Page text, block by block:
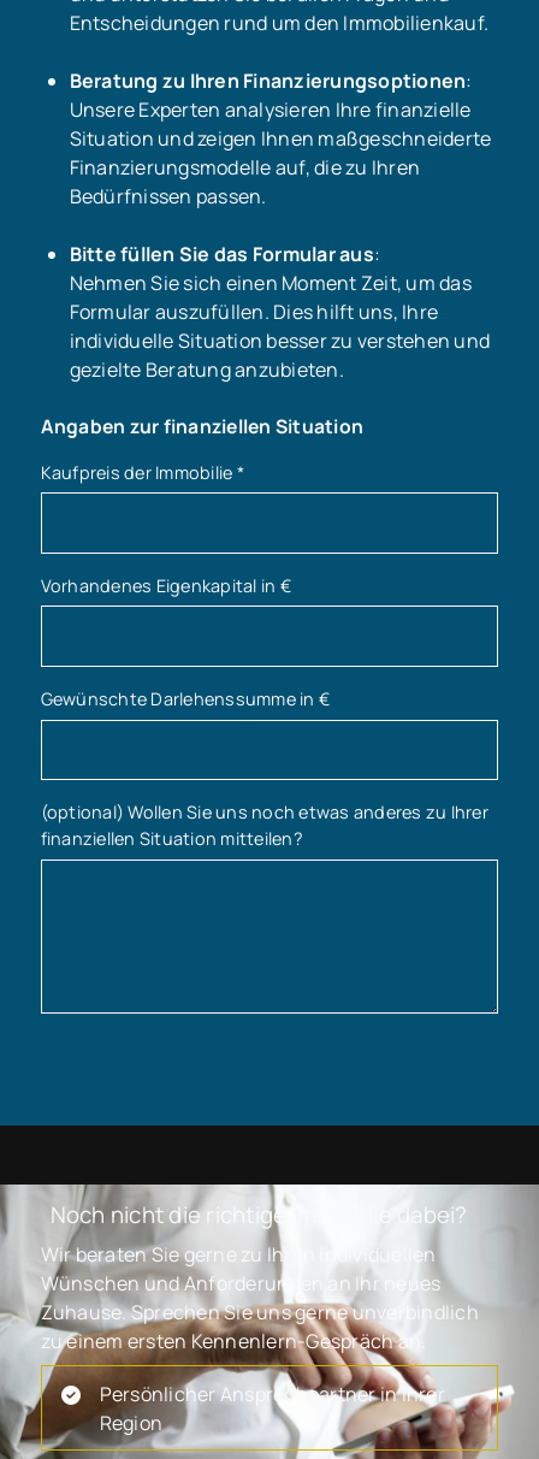
Entscheidungen rund um den Immobilienkauf.
Beratung zu Ihren Finanzierungsoptionen:
Unsere Experten analysieren Ihre finanzielle
Situation und zeigen Ihnen maßgeschneiderte
Finanzierungsmodelle auf, die zu Ihren
Bedürfnissen passen.
Bitte füllen Sie das Formular aus:
Nehmen Sie sich einen Moment Zeit, um das
Formular auszufüllen. Dies hilft uns, Ihre
individuelle Situation besser zu verstehen und
gezielte Beratung anzubieten.
Angaben zur finanziellen Situation
Kaufpreis der Immobilie *
Vorhandenes Eigenkapital in €
Gewünschte Darlehenssumme in €
(optional) Wollen Sie uns noch etwas anderes zu Ihrer
finanziellen Situation mitteilen?
Noch nicht die richtige Immobilie dabei?
Wir beraten Sie gerne zu Ihren individuellen
Wünschen und Anforderungen an Ihr neues
Zuhause. Sprechen Sie uns gerne unverbindlich
zu einem ersten Kennenlern-Gespräch an.
Persönlicher Ansprechpartner in Ihrer
Region